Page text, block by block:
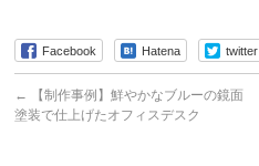
Facebook Hatena twitter
←
【制作事例】鮮やかなブルーの鏡面
塗装で仕上げたオフィスデスク